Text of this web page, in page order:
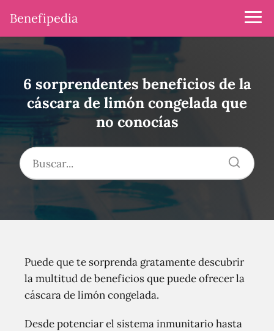
Benefipedia
6 sorprendentes beneficios de la
cáscara de limón congelada que
no conocías
Puede que te sorprenda gratamente descubrir
la multitud de beneficios que puede ofrecer la
cáscara de limón congelada.
Desde potenciar el sistema inmunitario hasta